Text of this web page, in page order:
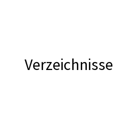
Verzeichnisse